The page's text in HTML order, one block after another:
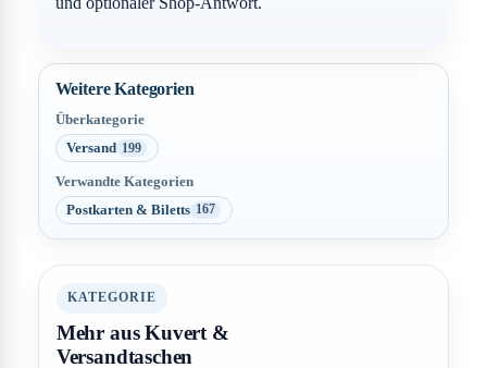
Weitere Kategorien
Überkategorie
Versand 199
Verwandte Kategorien
Postkarten & Biletts 167
KATEGORIE
Mehr aus Kuvert &
Versandtaschen